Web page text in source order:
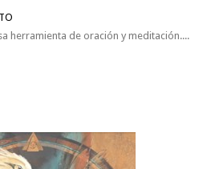
herramienta de oración y meditación....